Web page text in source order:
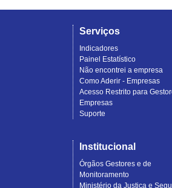
Serviços
Indicadores
Painel Estatístico
Não encontrei a empresa
Como Aderir - Empresas
Acesso Restrito para
Empresas
Suporte
Institucional
Órgãos Gestores e de
Monitoramento
Ministério da Justiça e